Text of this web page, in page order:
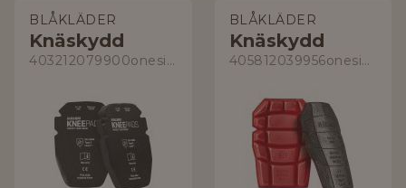
BLÅKLÄDER
Knäskydd
403212079900onesize
BLÅKLÄDER
Knäskydd
405812039956onesize